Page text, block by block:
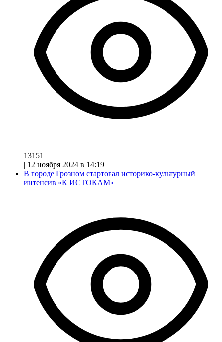
13151
| 12 ноября 2024 в 14:19
В городе Грозном стартовал историко-культурный
интенсив «К ИСТОКАМ»